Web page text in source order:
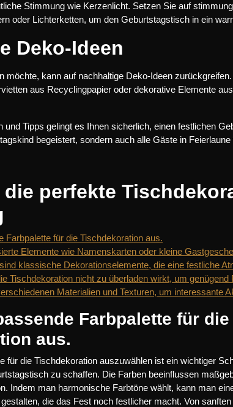
Stimmung wie Kerzenlicht. Setzen Sie auf
oder Lichterketten, um den Geburtstagstisch in ein
Deko-Ideen
möchte, kann auf nachhaltige Deko-Ideen
aus Recyclingpapier oder dekorative Elemente
und Tipps gelingt es Ihnen sicherlich, einen festlichen
begeistert, sondern auch alle Gäste in
perfekte
Farbpalette für die Tischdekoration aus.
Elemente wie Namenskarten oder kleine
klassische Dekorationselemente, die eine festliche
Tischdekoration nicht zu überladen wirkt, um
Materialien und Texturen, um interessante
Farbpalette für die
aus.
für die Tischdekoration auszuwählen ist ein wichtiger
zu schaffen. Die Farben beeinflussen
Indem man harmonische Farbtöne wählt, kann man
die das Fest noch festlicher macht. Von